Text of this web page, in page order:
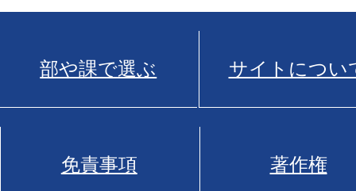
部や課で選ぶ サイトについ
免責事項 著作権